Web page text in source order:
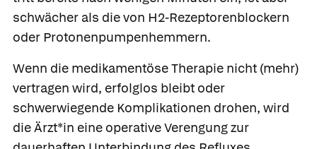
schwächer als die von H2-Rezeptorenblockern
oder Protonenpumpenhemmern.
Wenn die medikamentöse Therapie nicht (mehr)
vertragen wird, erfolglos bleibt oder
schwerwiegende Komplikationen drohen, wird
die Ärzt*in eine operative Verengung zur